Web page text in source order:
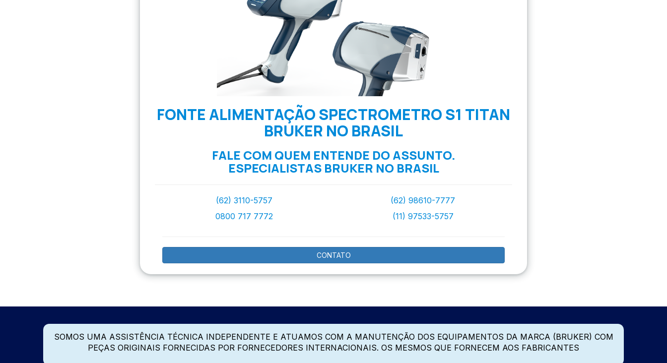
FONTE ALIMENTAÇÃO SPECTROMETRO S1 TITAN
BRUKER NO BRASIL
FALE COM QUEM ENTENDE DO ASSUNTO.
ESPECIALISTAS BRUKER NO BRASIL
(62) 3110-5757
0800 717 7772
(62) 98610-7777
(11) 97533-5757
CONTATO
SOMOS UMA ASSISTÊNCIA TÉCNICA INDEPENDENTE E ATUAMOS COM A MANUTENÇÃO DOS EQUIPAMENTOS DA MARCA (BRUKER) COM
PEÇAS ORIGINAIS FORNECIDAS POR FORNECEDORES INTERNACIONAIS. OS MESMOS QUE FORNECEM AOS FABRICANTES